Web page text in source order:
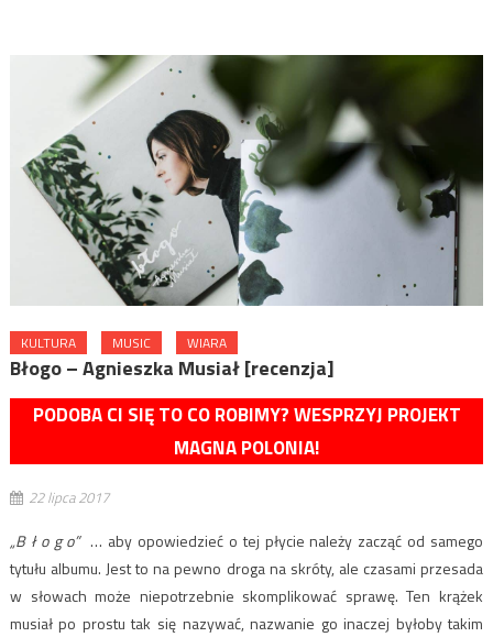
KULTURA MUSIC WIARA
Błogo – Agnieszka Musiał [recenzja]
PODOBA CI SIĘ TO CO ROBIMY? WESPRZYJ PROJEKT
MAGNA POLONIA!
22 lipca 2017
„B ł o g o”… aby opowiedzieć o tej płycie należy zacząć od samego
tytułu albumu. Jest to na pewno droga na skróty, ale czasami przesada
w słowach może niepotrzebnie skomplikować sprawę. Ten krążek
musiał po prostu tak się nazywać, nazwanie go inaczej byłoby takim